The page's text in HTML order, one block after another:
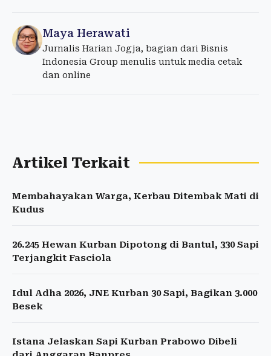
Maya Herawati
Jurnalis Harian Jogja, bagian dari Bisnis
Indonesia Group menulis untuk media cetak
dan online
Artikel Terkait
Membahayakan Warga, Kerbau Ditembak Mati di
Kudus
26.245 Hewan Kurban Dipotong di Bantul, 330 Sapi
Terjangkit Fasciola
Idul Adha 2026, JNE Kurban 30 Sapi, Bagikan 3.000
Besek
Istana Jelaskan Sapi Kurban Prabowo Dibeli